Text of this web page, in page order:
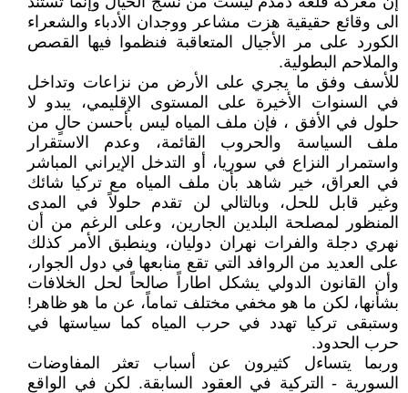
الى وقائع حقيقية هزت مشاعر ووجدان الأدباء والشعراء
الكورد على مر الأجيال المتعاقبة فنظموا فيها القصص
والملاحم البطولية.
للأسف وفق ما يجري على الأرض من نزاعات وتداخل
في السنوات الأخيرة على المستوى الإقليمي، يبدو لا
حلول في الأفق ، فإن ملف المياه ليس بأحسن حالٍ من
ملف السياسة والحروب القائمة، وعدم الاستقرار
واستمرار النزاع في سوريا، أو التدخل الإيراني المباشر
في العراق، خير شاهد بأن ملف المياه مع تركيا شائك
وغير قابل للحل، وبالتالي لن تقدم حلولاً في المدى
المنظور لمصلحة البلدين الجارين، وعلى الرغم من أن
نهري دجلة والفرات نهران دوليان، وينطبق الأمر كذلك
على العديد من الروافد التي تقع منابعها في دول الجوار،
وأن القانون الدولي يشكل اطاراً صالحاً لحل الخلافات
بشأنها، لكن ما هو مخفي مختلف تماماً، عن ما هو ظاهر!
وستبقى تركيا تهدد في حرب المياه كما سياستها في
حرب الحدود.
وربما يتساءل كثيرون عن أسباب تعثر المفاوضات
السورية - التركية في العقود السابقة. لكن في الواقع